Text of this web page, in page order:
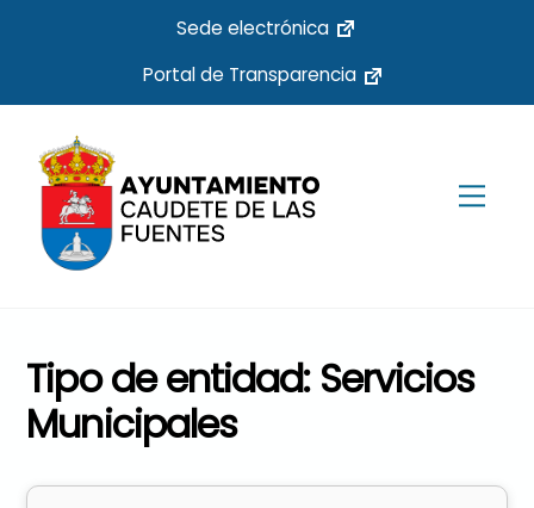
Sede electrónica
Portal de Transparencia
Tipo de entidad: Servicios
Municipales